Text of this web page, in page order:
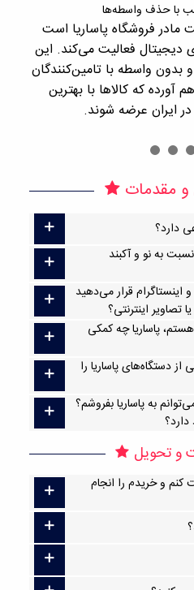
با حذف واسطه‌ها
مادر فروشگاه پاساریا است
دیجیتال فعالیت می‌کند. این
واسطه با تامین‌کنندگان
آورده که کالاها با بهترین
ایران عرضه شوند.
و مقدمات
دارد؟
به نو و آکبند
قرار می‌دهید
تصاویر اینترنتی؟
پاساریا چه کمکی
دستگاه‌های پاساریا را
به پاساریا بفروشم؟
و تحویل
و خریدم را انجام